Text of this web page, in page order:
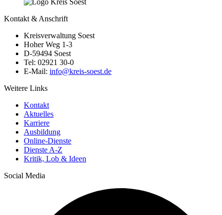
Kontakt & Anschrift
Kreisverwaltung Soest
Hoher Weg 1-3
D-59494 Soest
Tel: 02921 30-0
E-Mail: info@​kreis-soest.de
Weitere Links
Kontakt
Aktuelles
Karriere
Ausbildung
Online-Dienste
Dienste A-Z
Kritik, Lob & Ideen
Social Media